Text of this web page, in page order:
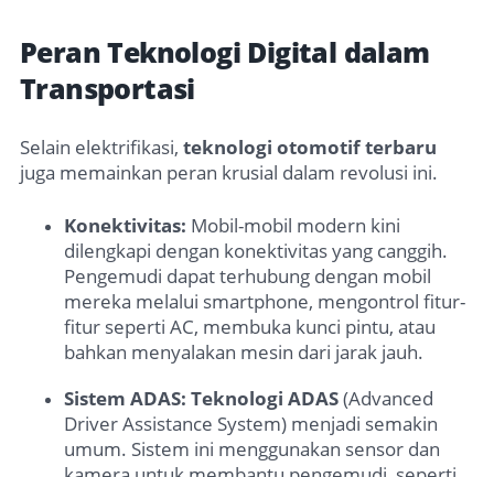
Peran Teknologi Digital dalam
Transportasi
Selain elektrifikasi, teknologi otomotif terbaru
juga memainkan peran krusial dalam revolusi ini.
Konektivitas: Mobil-mobil modern kini
dilengkapi dengan konektivitas yang canggih.
Pengemudi dapat terhubung dengan mobil
mereka melalui smartphone, mengontrol fitur-
fitur seperti AC, membuka kunci pintu, atau
bahkan menyalakan mesin dari jarak jauh.
Sistem ADAS: Teknologi ADAS(Advanced
Driver Assistance System) menjadi semakin
umum. Sistem ini menggunakan sensor dan